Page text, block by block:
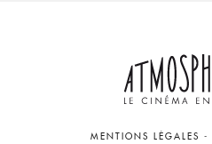
MENTIONS LÉGALES -